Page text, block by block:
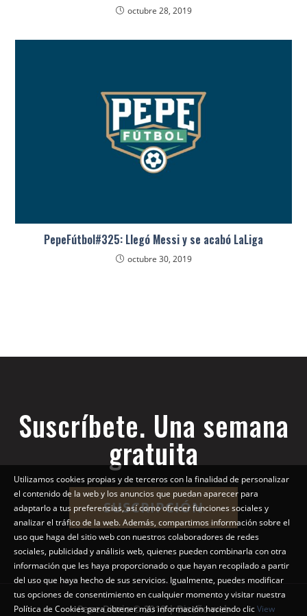
octubre 28, 2019
PepeFútbol#325: Llegó Messi y se acabó LaLiga
octubre 30, 2019
Suscríbete. Una semana
gratuita
SUSCRIPCIÓN
Pepe Diario © 2018 | Diseño web
Utilizamos cookies propias y de terceros con la finalidad de personalizar
el contenido de la web y los anuncios que puedan aparecer para
adaptarlo a tus preferencias, así como ofrecer funciones sociales y
analizar el tráfico de la web. Además, compartimos información sobre el
uso que haga del sitio web con nuestros colaboradores de redes
sociales, publicidad y análisis web, quienes pueden combinarla con otra
información que les haya proporcionado o que hayan recopilado a partir
del uso que haya hecho de sus servicios. Igualmente, puedes modificar
tus opciones de consentimiento en cualquier momento y visitar nuestra
Política de Cookies para obtener más información haciendo clicView